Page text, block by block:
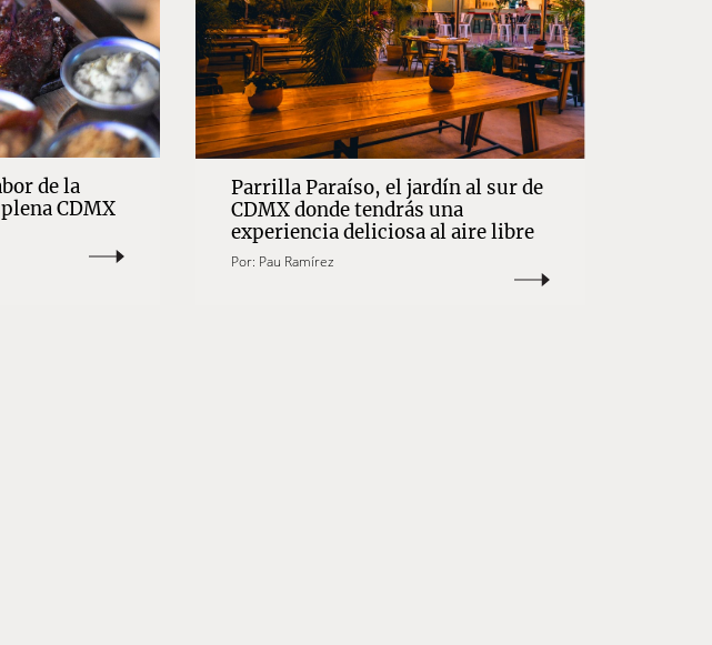
de la
CDMX
Parrilla Paraíso, el jardín al sur de
CDMX donde tendrás una
experiencia deliciosa al aire libre
Por: Pau Ramírez